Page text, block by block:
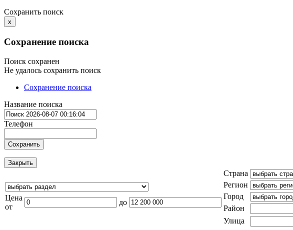
Сохранить поиск
x
Сохранение поиска
Поиск сохранен
Не удалось сохранить поиск
Сохранение поиска
Название поиска
Телефон
Сохранить
Закрыть
Цена
от
до
Страна
Регион
Город
Район
Улица